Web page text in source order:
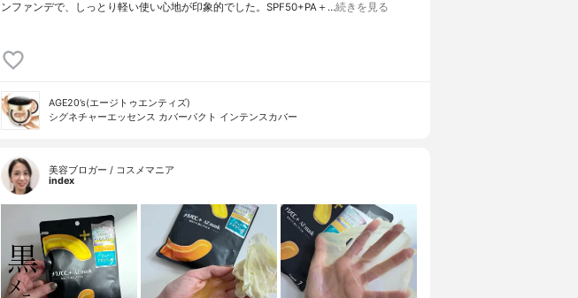
ンファンデで、しっとり軽い使い心地が印象的でした。SPF50+PA＋…続きを見る
AGE20’s(エージトゥエンティズ)
シグネチャーエッセンス カバーパクト インテンスカバー
美容ブロガー / コスメマニア
index